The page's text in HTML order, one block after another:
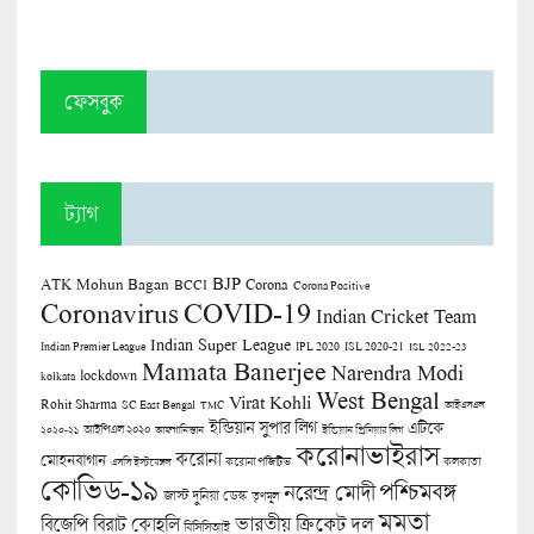
ফেসবুক
ট্যাগ
ATK Mohun Bagan BCCI BJP Corona Corona Positive
CoronavirusCOVID-19 Indian Cricket Team
Indian Premier League Indian Super League IPL 2020 ISL 2020-21 ISL 2022-23
kolkata lockdown Mamata Banerjee Narendra Modi
Rohit Sharma SC East Bengal TMC Virat Kohli West Bengal আইএসএল
২০২০-২১ আইপিএল ২০২০ আফগানিস্তান ইন্ডিয়ান সুপার লিগ ইন্ডিয়ান প্রিমিয়ার লিগ এটিকে
মোহনবাগান এসসি ইস্টবেঙ্গল করোনা করোনা পজিটিভ করোনাভাইরাস কলকাতা
কোভিড-১৯ জাস্ট দুনিয়া ডেস্ক তৃণমূল নরেন্দ্র মোদী পশ্চিমবঙ্গ
বিজেপি বিরাট কোহলি বিসিসিআই ভারতীয় ক্রিকেট দল মমতা